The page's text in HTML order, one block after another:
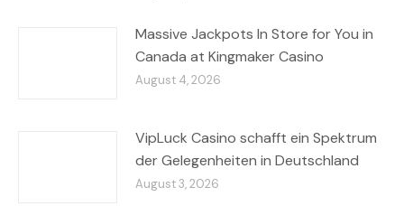
Massive Jackpots In Store for You in
Canada at Kingmaker Casino
August 4, 2026
VipLuck Casino schafft ein Spektrum
der Gelegenheiten in Deutschland
August 3, 2026